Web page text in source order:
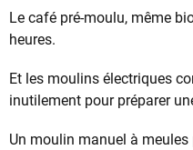
Le café pré-moulu, même
heures.
Et les moulins électriques
inutilement pour préparer
Un moulin manuel à